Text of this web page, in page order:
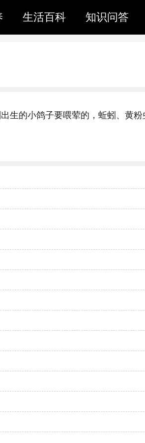
生活百科 知识问答
生的小鸽子要喂荤的，蚯蚓、黄